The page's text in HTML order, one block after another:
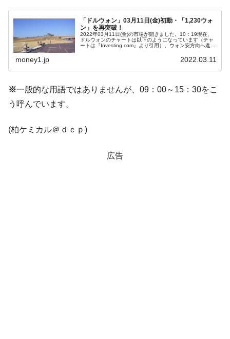
『Money1』
JPモルガン「韓国レバレッジETFの清算は
『Money1』
韓国『国民年金公団』株価暴落で200兆蒸
発。
韓国「橋が落ちました」⇒ 耐久性「なさす
ぎ」では。
『Money1』
韓国鉄鋼最大手『POSCO』ズブズブ沈む。
営業利益80.2％も減少
米国下院「韓国の公務員個人をターゲット
「ドルウォン」03月11日(金)初動・「1,230ウォ
ン」を再突破！
2022年03月11日(金)の市場が開きました。10：19現在、
ドルウォンのチャートは以下のようになっています（チャ
ートは『Investing.com』より引用）。ウォン安方向へ進行
money1.jp 2022.03.11
※一般的な用語ではありませんが、09：00～15：30をこ
う呼んでいます。
(柏ケミカル＠ｄｃｐ)
広告